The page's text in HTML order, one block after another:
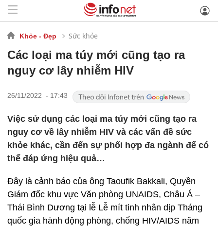
Khỏe - Đẹp Sức khỏe
Các loại ma túy mới cũng tạo ra
nguy cơ lây nhiễm HIV
26/11/2022 - 17:43
Việc sử dụng các loại ma túy mới cũng tạo ra
nguy cơ về lây nhiễm HIV và các vấn đề sức
khỏe khác, cần đến sự phối hợp đa ngành để có
thể đáp ứng hiệu quả…
Đây là cảnh báo của ông Taoufik Bakkali, Quyền
Giám đốc khu vực Văn phòng UNAIDS, Châu Á –
Thái Bình Dương tại lễ Lễ mít tinh nhân dịp Tháng
quốc gia hành động phòng, chống HIV/AIDS năm